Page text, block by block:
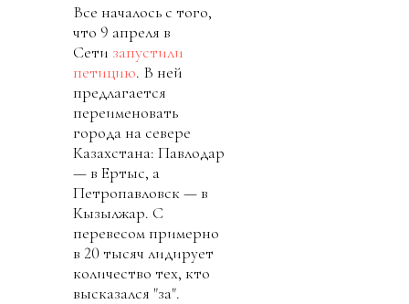
Все началось с того,
что 9 апреля в
Сети запустили
петицию. В ней
предлагается
переименовать
города на севере
Казахстана: Павлодар
— в Ертыс, а
Петропавловск — в
Кызылжар. С
перевесом примерно
в 20 тысяч лидирует
количество тех, кто
высказался "за".